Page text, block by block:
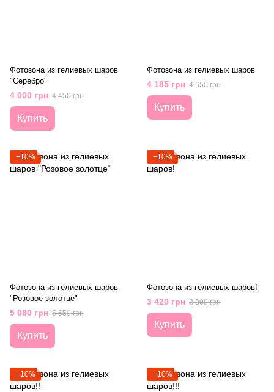
Фотозона из гелиевых шаров
"Серебро"
4 000 грн 4 450 грн
Купить
Фотозона из гелиевых шаров
4 185 грн 4 650 грн
Купить
−10%
Фотозона из гелиевых шаров
"Розовое золотце"
5 080 грн 5 650 грн
Купить
−10%
Фотозона из гелиевых шаров!
3 420 грн 3 800 грн
Купить
−10% −10%